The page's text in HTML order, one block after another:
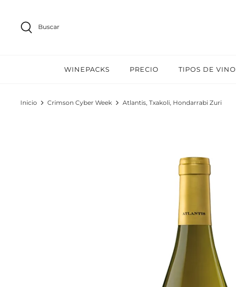
contenido
Buscar
WINEPACKS PRECIO TIPOS DE VINO
Inicio Crimson Cyber Week Atlantis, Txakoli, Hondarrabi Zuri